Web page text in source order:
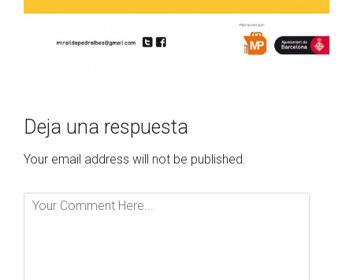
Deja una respuesta
Your email address will not be published.